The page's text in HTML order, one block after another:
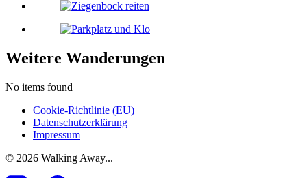
Weitere Wanderungen
No items found
Cookie-Richtlinie (EU)
Datenschutzerklärung
Impressum
© 2026 Walking Away...